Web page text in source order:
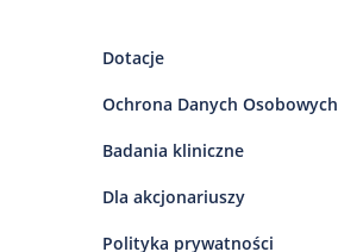
Dotacje
Ochrona Danych Osobowych
Badania kliniczne
Dla akcjonariuszy
Polityka prywatności